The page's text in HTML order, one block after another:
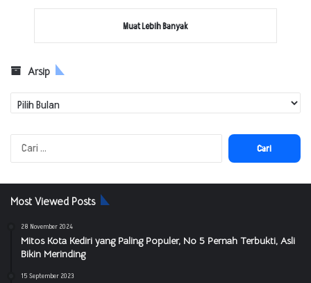
Muat Lebih Banyak
Arsip
Cari
untuk:
Most Viewed Posts
28 November 2024
Mitos Kota Kediri yang Paling Populer, No 5 Pernah Terbukti, Asli
Bikin Merinding
15 September 2023